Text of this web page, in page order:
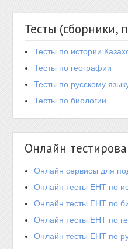
Тесты (сборники,
Тесты по истории
Тесты по географии
Тесты по русскому
Тесты по биологии
Онлайн
Онлайн сервисы для
Онлайн тесты ЕНТ по
Онлайн тесты ЕНТ по
Онлайн тесты ЕНТ по
Онлайн тесты ЕНТ по